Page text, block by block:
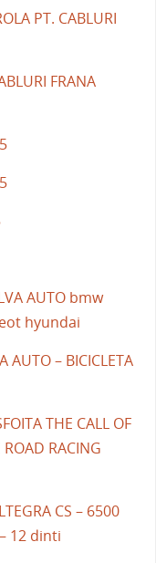
PT. CABLURI
FRANA
AUTO bmw
hyundai
AUTO – BICICLETA
THE CALL OF
ROAD RACING
CS – 6500
12 dinti